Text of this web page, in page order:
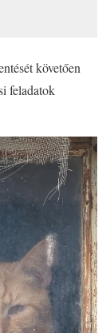
követően
feladatok